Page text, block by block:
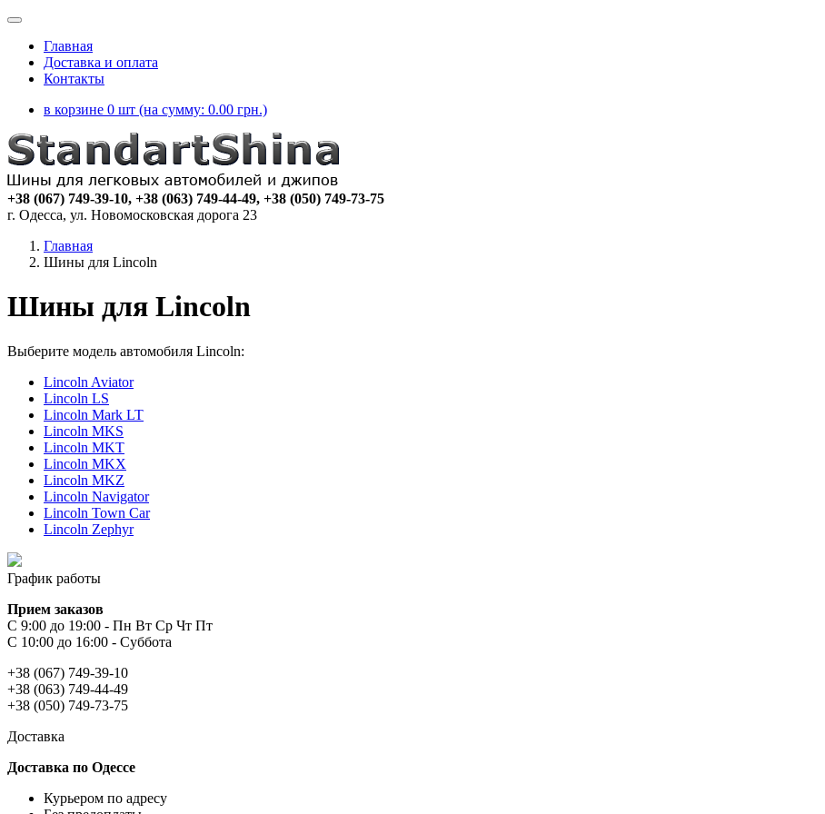
Главная
Доставка и оплата
Контакты
в корзине 0 шт (на сумму: 0.00 грн.)
+38 (067) 749-39-10, +38 (063) 749-44-49, +38 (050) 749-73-75
г. Одесса, ул. Новомосковская дорога 23
Главная
Шины для Lincoln
Шины для Lincoln
Выберите модель автомобиля Lincoln:
Lincoln Aviator
Lincoln LS
Lincoln Mark LT
Lincoln MKS
Lincoln MKT
Lincoln MKX
Lincoln MKZ
Lincoln Navigator
Lincoln Town Car
Lincoln Zephyr
График работы
Прием заказов
С 9:00 до 19:00 - Пн Вт Ср Чт Пт
С 10:00 до 16:00 - Суббота
+38 (067) 749-39-10
+38 (063) 749-44-49
+38 (050) 749-73-75
Доставка
Доставка по Одессе
Курьером по адресу